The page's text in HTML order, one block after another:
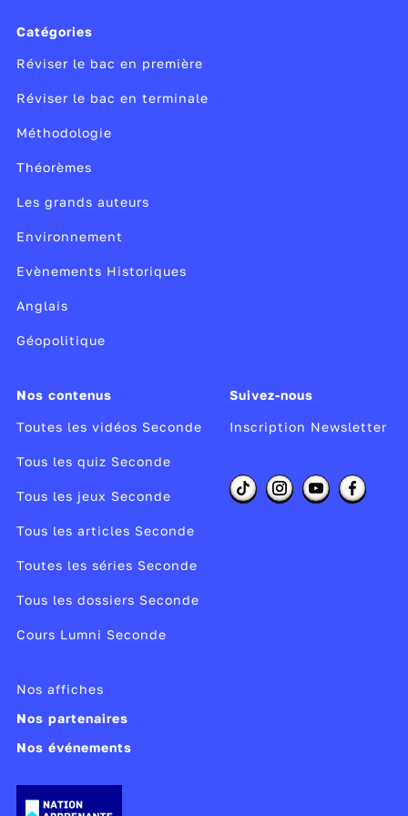
Catégories
Réviser le bac en première
Réviser le bac en terminale
Méthodologie
Théorèmes
Les grands auteurs
Environnement
Evènements Historiques
Anglais
Géopolitique
Nos contenus
Toutes les vidéos Seconde
Tous les quiz Seconde
Tous les jeux Seconde
Tous les articles Seconde
Toutes les séries Seconde
Tous les dossiers Seconde
Cours Lumni Seconde
Suivez-nous
Inscription Newsletter
Nos affiches
Nos partenaires
Nos événements